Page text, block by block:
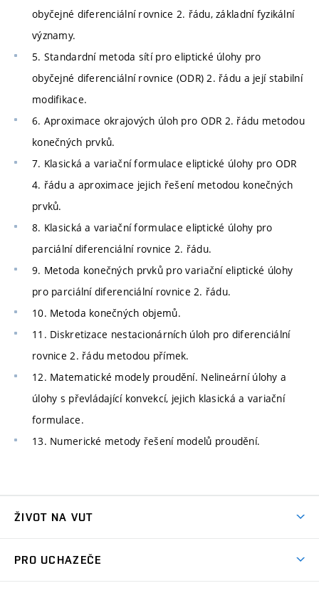
obyčejné diferenciální rovnice 2. řádu, základní fyzikální
významy.
5. Standardní metoda sítí pro eliptické úlohy pro
obyčejné diferenciální rovnice (ODR) 2. řádu a její stabilní
modifikace.
6. Aproximace okrajových úloh pro ODR 2. řádu metodou
konečných prvků.
7. Klasická a variační formulace eliptické úlohy pro ODR
4. řádu a aproximace jejich řešení metodou konečných
prvků.
8. Klasická a variační formulace eliptické úlohy pro
parciální diferenciální rovnice 2. řádu.
9. Metoda konečných prvků pro variační eliptické úlohy
pro parciální diferenciální rovnice 2. řádu.
10. Metoda konečných objemů.
11. Diskretizace nestacionárních úloh pro diferenciální
rovnice 2. řádu metodou přímek.
12. Matematické modely proudění. Nelineární úlohy a
úlohy s převládající konvekcí, jejich klasická a variační
formulace.
13. Numerické metody řešení modelů proudění.
ŽIVOT NA VUT
PRO UCHAZEČE